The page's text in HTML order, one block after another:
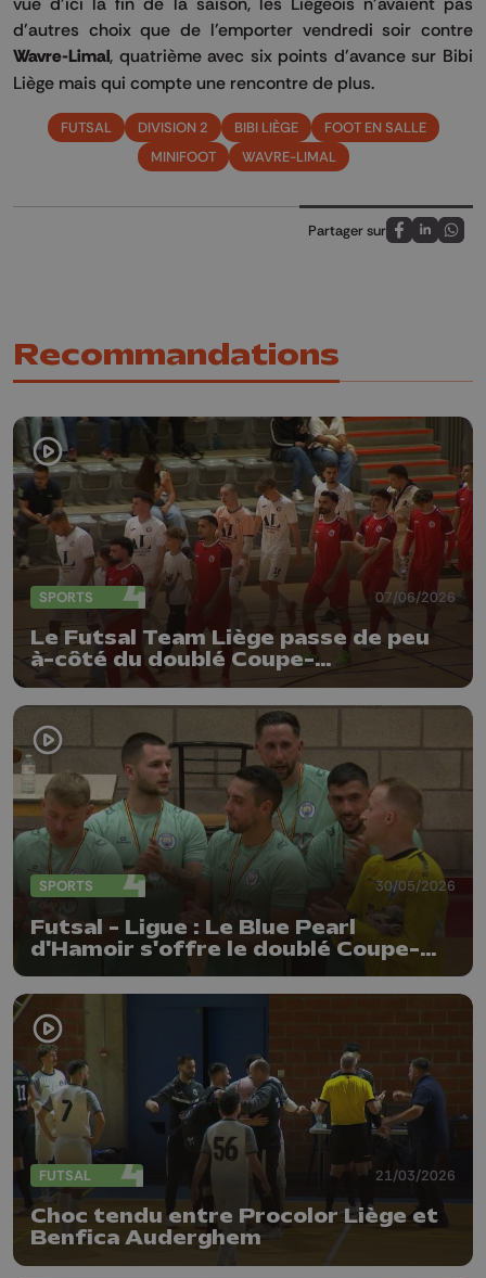
d'autres choix que de l'emporter vendredi soir contre
Wavre-Limal, quatrième avec six points d'avance sur Bibi
Liège mais qui compte une rencontre de plus.
FUTSAL DIVISION 2 BIBI LIÈGE
FOOT EN SALLE
MINIFOOT
WAVRE-LIMAL
Partager sur
Partagez sur
Partagez
Recommandations
SPORTS 07/06/2026
Le Futsal Team Liège passe de peu
à-côté du doublé Coupe-
Championnat
SPORTS 30/05/2026
Futsal - Ligue : Le Blue Pearl
d'Hamoir s'offre le doublé Coupe-
Championnat
FUTSAL 21/03/2026
Choc tendu entre Procolor Liège et
Benfica Auderghem